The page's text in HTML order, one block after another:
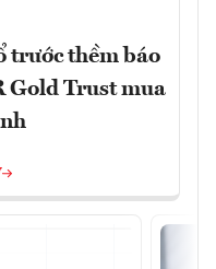
trước thềm báo
Gold Trust mua